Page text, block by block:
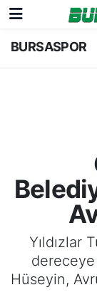
BURSASPOR
Yıldızlar
Hüseyin,
Bursaspor
Bursa
Hentbol
Voleybol
Genel
Bursa
Bursa
TFF 2.Lig
Tüm
Son